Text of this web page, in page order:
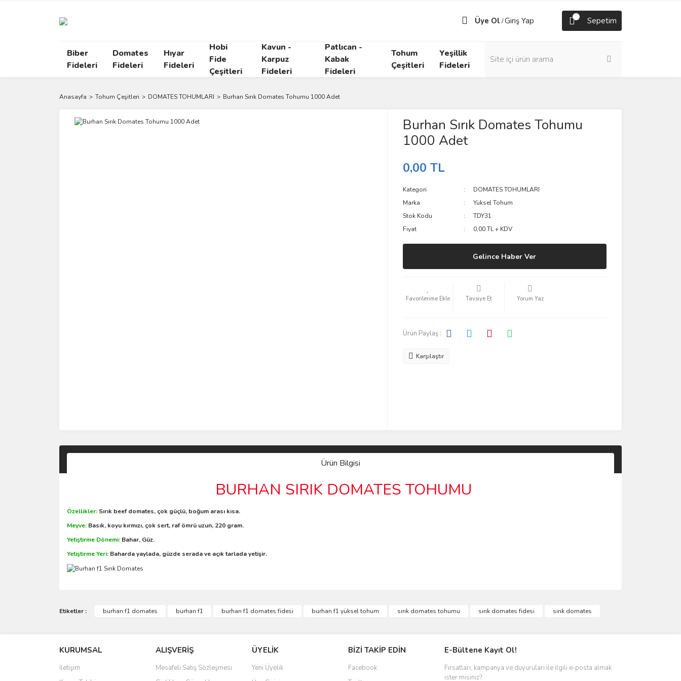
Üye Ol /Giriş Yap Sepetim
Biber
Fideleri
Domates
Fideleri
Hıyar
Fideleri
Hobi
Fide
Çeşitleri
Kavun -
Karpuz
Fideleri
Patlıcan -
Kabak
Fideleri
Tohum
Çeşitleri
Yeşillik
Fideleri
Anasayfa Tohum Çeşitleri DOMATES TOHUMLARI Burhan Sırık Domates Tohumu 1000 Adet
Burhan Sırık Domates Tohumu
1000 Adet
0,00 TL
Kategori
DOMATES TOHUMLARI
Marka
Yüksel Tohum
Stok Kodu
TDY31
Fiyat
0,00 TL + KDV
Gelince Haber Ver
Tavsiye Et Yorum Yaz
Ürün Paylaş :
Karşılaştır
Ürün Bilgisi
BURHAN SIRIK DOMATES TOHUMU
Özellikler: Sırık beef domates, çok güçlü, boğum arası kısa.
Meyve: Basık, koyu kırmızı, çok sert, raf ömrü uzun, 220 gram.
Yetiştirme Dönemi: Bahar, Güz.
Yetiştirme Yeri: Baharda yaylada, güzde serada ve açık tarlada yetişir.
Etiketler : burhan f1 domates burhan f1 burhan f1 domates fidesi burhan f1 yüksel tohum sırık domates tohumu sırık domates fidesi sırık domates
KURUMSAL
İletişim
ALIŞVERİŞ
Mesafeli Satış Sözleşmesi
ÜYELİK
Yeni Üyelik
BİZİ TAKİP EDİN
Facebook
E-Bültene Kayıt Ol!
Fırsatları, kampanya ve duyuruları ile ilgili e-posta almak
ister misiniz?